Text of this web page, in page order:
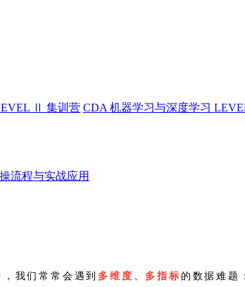
Ⅱ 集训营 CDA 机器学习与深度学习
流程与实战应用
我们常常会遇到 多维度、多指标 的数据难题